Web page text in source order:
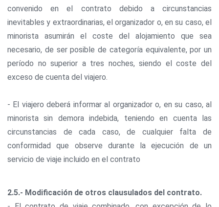
convenido en el contrato debido a circunstancias
inevitables y extraordinarias, el organizador o, en su caso, el
minorista asumirán el coste del alojamiento que sea
necesario, de ser posible de categoría equivalente, por un
período no superior a tres noches, siendo el coste del
exceso de cuenta del viajero.
- El viajero deberá informar al organizador o, en su caso, al
minorista sin demora indebida, teniendo en cuenta las
circunstancias de cada caso, de cualquier falta de
conformidad que observe durante la ejecución de un
servicio de viaje incluido en el contrato
2.5.- Modificación de otros clausulados del contrato.